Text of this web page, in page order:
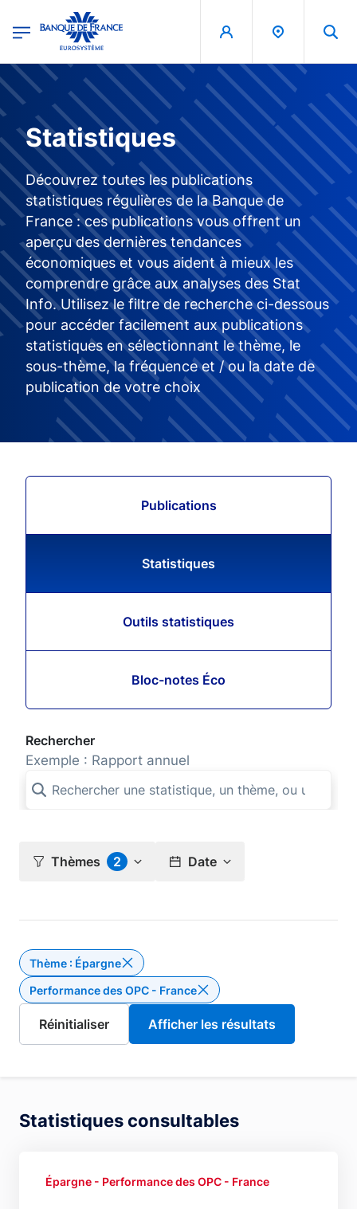
Banque de France - Menu Principal
Statistiques
Découvrez toutes les publications
statistiques régulières de la Banque de
France : ces publications vous offrent un
aperçu des dernières tendances
économiques et vous aident à mieux les
comprendre grâce aux analyses des Stat
Info. Utilisez le filtre de recherche ci-dessous
pour accéder facilement aux publications
statistiques en sélectionnant le thème, le
sous-thème, la fréquence et / ou la date de
publication de votre choix
Publications
Statistiques
Outils statistiques
Bloc-notes Éco
Rechercher
Exemple : Rapport annuel
Thèmes 2 Date
Thème : ÉpargneSupprimer le filtre Thème : Épargne
Performance des OPC - France
Statistiques consultables
Épargne - Performance des OPC - France